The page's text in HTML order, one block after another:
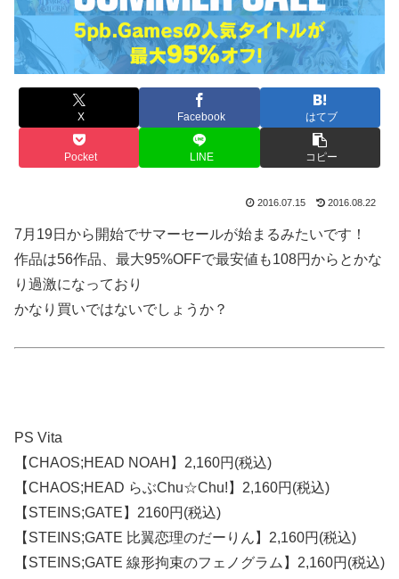
X Facebook はてブ
Pocket LINE コピー
2016.07.15 2016.08.22
7月19日から開始でサマーセールが始まるみたいです！
作品は56作品、最大95%OFFで最安値も108円からとかな
り過激になっており
かなり買いではないでしょうか？
PS Vita
【CHAOS;HEAD NOAH】2,160円(税込)
【CHAOS;HEAD らぶChu☆Chu!】2,160円(税込)
【STEINS;GATE】2160円(税込)
【STEINS;GATE 比翼恋理のだーりん】2,160円(税込)
【STEINS;GATE 線形拘束のフェノグラム】2,160円(税込)